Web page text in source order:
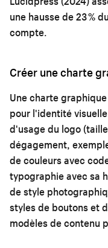
une hausse de 23 %
compte.
Créer une charte
Une charte
pour l'identité
d'usage du logo
dégagement,
de couleurs avec
typographie avec sa
de style
styles de boutons et
modèles de contenu